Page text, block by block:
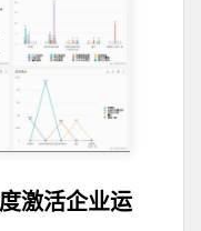
激活企业运